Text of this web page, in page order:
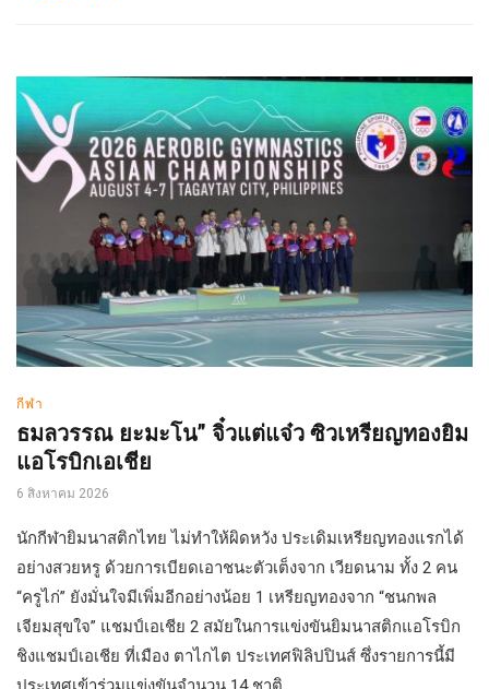
กีฬา
ธมลวรรณ ยะมะโน” จิ๋วแต่แจ๋ว ซิวเหรียญทองยิม
แอโรบิกเอเชีย
6 สิงหาคม 2026
นักกีฬายิมนาสติกไทย ไม่ทำให้ผิดหวัง ประเดิมเหรียญทองแรกได้
อย่างสวยหรู ด้วยการเบียดเอาชนะตัวเต็งจาก เวียดนาม ทั้ง 2 คน
“ครูไก่” ยังมั่นใจมีเพิ่มอีกอย่างน้อย 1 เหรียญทองจาก “ชนกพล
เจียมสุขใจ” แชมป์เอเชีย 2 สมัยในการแข่งขันยิมนาสติกแอโรบิก
ชิงแชมป์เอเชีย ที่เมือง ตาไกไต ประเทศฟิลิปปินส์ ซึ่งรายการนี้มี